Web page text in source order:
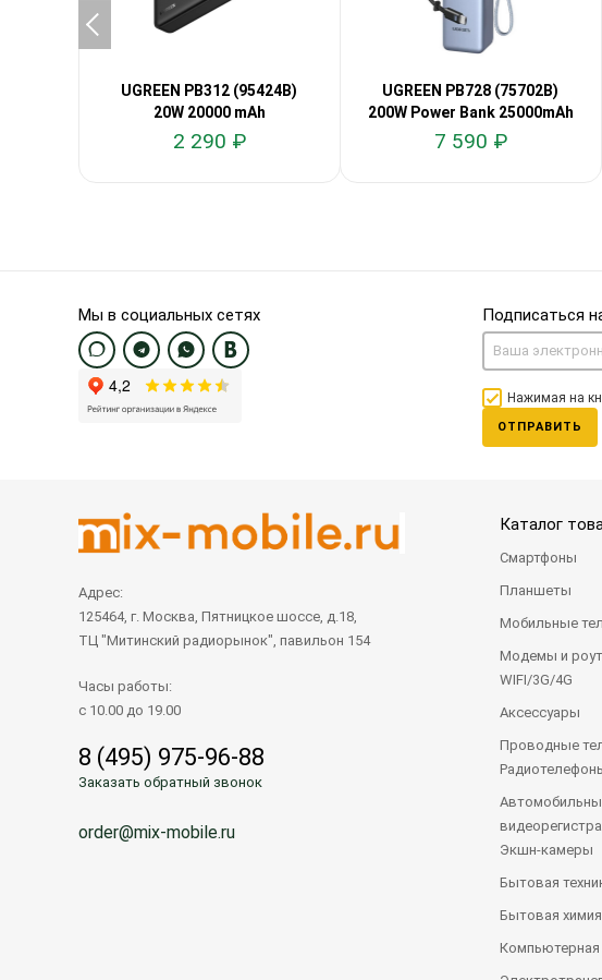
UGREEN PB312 (95424B)
20W 20000 mAh
2 290 ₽
UGREEN PB728 (75702B)
200W Power Bank 25000mAh
7 590 ₽
Мы в социальных сетях Подписаться
Нажимая на
ОТПРАВИТЬ
Адрес:
125464, г. Москва, Пятницкое шоссе, д.18,
ТЦ "Митинский радиорынок", павильон 154
Часы работы:
с 10.00 до 19.00
8 (495) 975-96-88
Заказать обратный звонок
order@mix-mobile.ru
Каталог
Смартфоны
Планшеты
Мобильные
Модемы и
WIFI/3G/4G
Аксессуары
Проводные
Экшн-камеры
Бытовая
Бытовая химия
Компьютерная